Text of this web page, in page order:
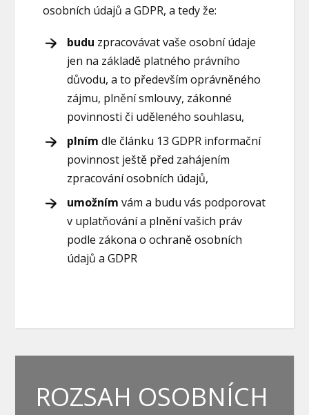
osobních údajů a GDPR, a tedy že:
budu zpracovávat vaše osobní údaje
jen na základě platného právního
důvodu, a to především oprávněného
zájmu, plnění smlouvy, zákonné
povinnosti či uděleného souhlasu,
plním dle článku 13 GDPR informační
povinnost ještě před zahájením
zpracování osobních údajů,
umožním vám a budu vás podporovat
v uplatňování a plnění vašich práv
podle zákona o ochraně osobních
údajů a GDPR
ROZSAH OSOBNÍCH